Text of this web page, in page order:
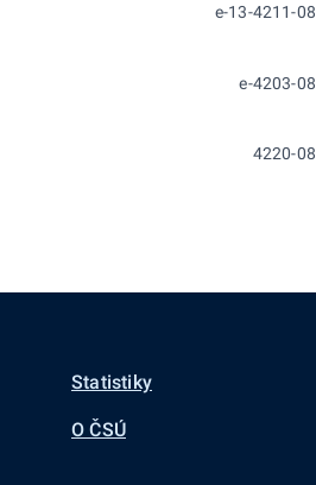
e-13-4211-08
e-4203-08
4220-08
Statistiky
O ČSÚ